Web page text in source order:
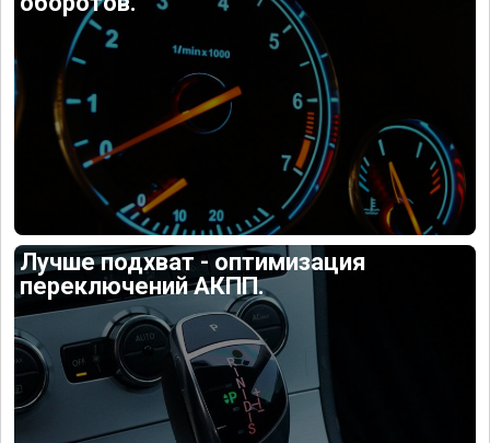
Лучше подхват - оптимизация
переключений АКПП.